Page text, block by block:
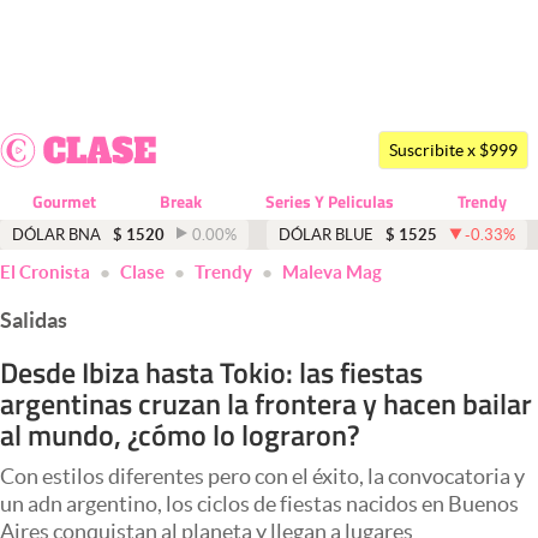
Dólar
Economía y Política
Finanzas y Mercados
Mercados Online
Negocios
Columnistas
Apertura
Suscribite x $999
Gourmet Break Series Y Peliculas Trendy
DÓLAR BNA $ 1520 0.00% DÓLAR BLUE $ 1525 -0.33%
El Cronista Clase Trendy Maleva Mag
Salidas
Desde Ibiza hasta Tokio: las fiestas
argentinas cruzan la frontera y hacen bailar
al mundo, ¿cómo lo lograron?
Con estilos diferentes pero con el éxito, la convocatoria y
un adn argentino, los ciclos de fiestas nacidos en Buenos
Aires conquistan al planeta y llegan a lugares